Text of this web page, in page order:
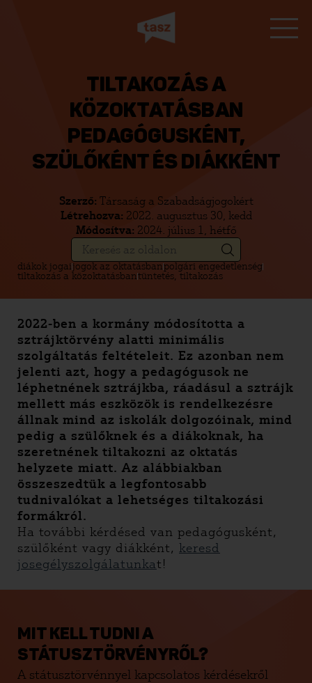
TILTAKOZÁS A
KÖZOKTATÁSBAN
PEDAGÓGUSKÉNT,
SZÜLŐKÉNT ÉS DIÁKKÉNT
Szerző: Társaság a Szabadságjogokért
Létrehozva: 2022. augusztus 30, kedd
Módosítva: 2024. július 1, hétfő
diákok jogaijogok az oktatásbanpolgári engedetlenség
tiltakozás a közoktatásbantüntetés, tiltakozás
2022-ben a kormány módosította a
sztrájktörvény alatti minimális
szolgáltatás feltételeit. Ez azonban nem
jelenti azt, hogy a pedagógusok ne
léphetnének sztrájkba, ráadásul a sztrájk
mellett más eszközök is rendelkezésre
állnak mind az iskolák dolgozóinak, mind
pedig a szülőknek és a diákoknak, ha
szeretnének tiltakozni az oktatás
helyzete miatt. Az alábbiakban
összeszedtük a legfontosabb
tudnivalókat a lehetséges tiltakozási
formákról.
Ha további kérdésed van pedagógusként,
szülőként vagy diákként, keresd
josegélyszolgálatunkat!
MIT KELL TUDNI A
STÁTUSZTÖRVÉNYRŐL?
A státusztörvénnyel kapcsolatos kérdésekről